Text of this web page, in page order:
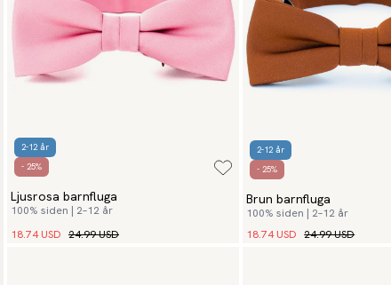
2-12 år
- 25%
Ljusrosa barnfluga
100% siden | 2–12 år
18.74 USD 24.99 USD
2-12 år
- 25%
Brun barnfluga
100% siden | 2–12 år
18.74 USD 24.99 USD